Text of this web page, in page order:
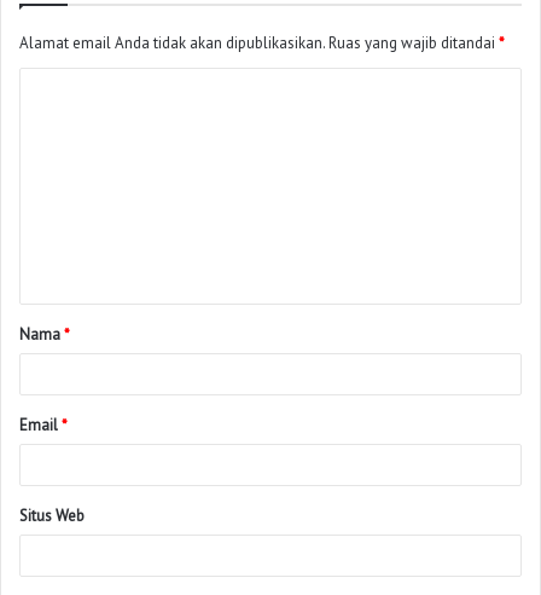
Alamat email Anda tidak akan dipublikasikan.Ruas yang wajib ditandai *
Nama*
Email*
Situs Web